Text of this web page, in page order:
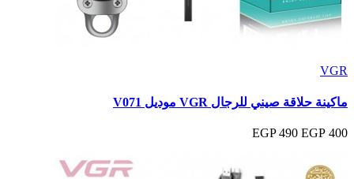
VGR
ماكينة حلاقة صيني للرجال VGR موديل V071
400 EGP
490 EGP